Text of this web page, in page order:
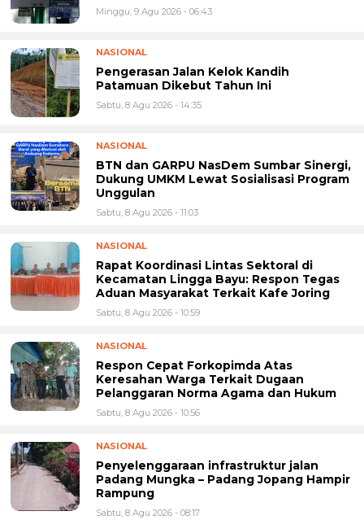
Minggu, 9 Agu 2026 - 06:43
NASIONAL
Pengerasan Jalan Kelok Kandih
Patamuan Dikebut Tahun Ini
Sabtu, 8 Agu 2026 - 14:35
NASIONAL
BTN dan GARPU NasDem Sumbar Sinergi,
Dukung UMKM Lewat Sosialisasi Program
Unggulan
Sabtu, 8 Agu 2026 - 11:03
NASIONAL
Rapat Koordinasi Lintas Sektoral di
Kecamatan Lingga Bayu: Respon Tegas
Aduan Masyarakat Terkait Kafe Joring
Sabtu, 8 Agu 2026 - 10:59
NASIONAL
Respon Cepat Forkopimda Atas
Keresahan Warga Terkait Dugaan
Pelanggaran Norma Agama dan Hukum
Sabtu, 8 Agu 2026 - 10:56
NASIONAL
Penyelenggaraan infrastruktur jalan
Padang Mungka – Padang Jopang Hampir
Rampung
Sabtu, 8 Agu 2026 - 08:17